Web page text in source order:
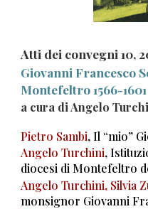
Atti dei convegni 10,
Giovanni Francesco
Montefeltro 1566-1601
a cura di Angelo
Pietro Sambi, Il “mio”
Angelo Turchini,
diocesi di Montefeltro
Angelo Turchini, Silvia
monsignor Giovanni